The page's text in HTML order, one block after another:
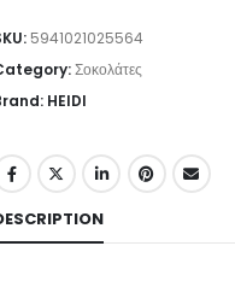
5941021025564
Σοκολάτες
HEIDI